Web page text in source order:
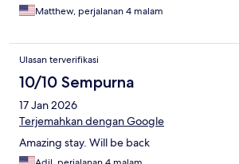
Matthew, perjalanan 4 malam
Ulasan terverifikasi
10/10 Sempurna
17 Jan 2026
Terjemahkan dengan Google
Amazing stay. Will be back